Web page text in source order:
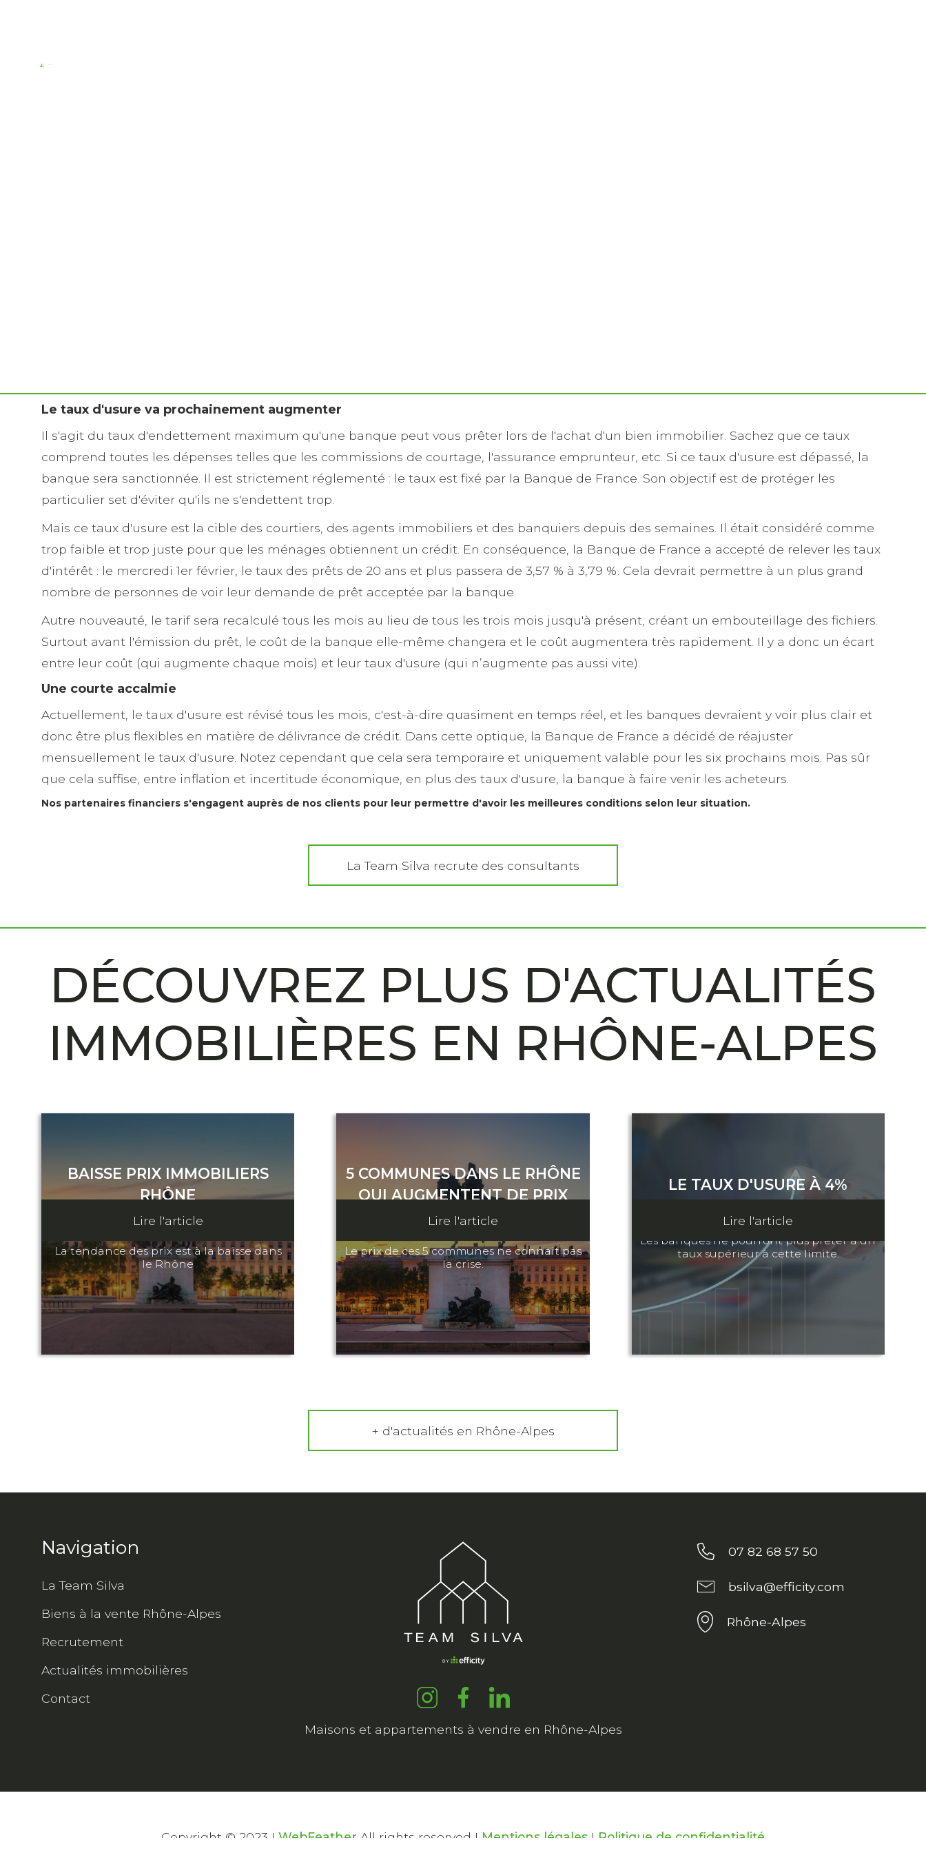
Le taux d'usure va prochainement augmenter
Il s'agit du taux d'endettement maximum qu'une banque peut vous prêter lors de l'achat d'un bien immobilier. Sachez que ce taux
comprend toutes les dépenses telles que les commissions de courtage, l'assurance emprunteur, etc. Si ce taux d'usure est dépassé, la
banque sera sanctionnée. Il est strictement réglementé : le taux est fixé par la Banque de France. Son objectif est de protéger les
particulier set d'éviter qu'ils ne s'endettent trop.
Mais ce taux d'usure est la cible des courtiers, des agents immobiliers et des banquiers depuis des semaines. Il était considéré comme
trop faible et trop juste pour que les ménages obtiennent un crédit. En conséquence, la Banque de France a accepté de relever les taux
d'intérêt : le mercredi 1er février, le taux des prêts de 20 ans et plus passera de 3,57 % à 3,79 %. Cela devrait permettre à un plus grand
nombre de personnes de voir leur demande de prêt acceptée par la banque.
Autre nouveauté, le tarif sera recalculé tous les mois au lieu de tous les trois mois jusqu'à présent, créant un embouteillage des fichiers.
Surtout avant l'émission du prêt, le coût de la banque elle-même changera et le coût augmentera très rapidement. Il y a donc un écart
entre leur coût (qui augmente chaque mois) et leur taux d'usure (qui n’augmente pas aussi vite).
Une courte accalmie
Actuellement, le taux d'usure est révisé tous les mois, c'est-à-dire quasiment en temps réel, et les banques devraient y voir plus clair et
donc être plus flexibles en matière de délivrance de crédit. Dans cette optique, la Banque de France a décidé de réajuster
mensuellement le taux d'usure. Notez cependant que cela sera temporaire et uniquement valable pour les six prochains mois. Pas sûr
que cela suffise, entre inflation et incertitude économique, en plus des taux d'usure, la banque à faire venir les acheteurs.
Nos partenaires financiers s'engagent auprès de nos clients pour leur permettre d'avoir les meilleures conditions selon leur situation.
La Team Silva recrute des consultants
DÉCOUVREZ PLUS D'ACTUALITÉS
IMMOBILIÈRES EN RHÔNE-ALPES
BAISSE PRIX IMMOBILIERS
RHÔNE
31 Janvier 2023
La tendance des prix est à la baisse dans
le Rhône
Lire l'article
5 COMMUNES DANS LE RHÔNE
QUI AUGMENTENT DE PRIX
10 février 2023
Le prix de ces 5 communes ne connait pas
la crise.
Lire l'article
LE TAUX D'USURE À 4%
Les banques ne pourront plus prêter à un
taux supérieur à cette limite.
Lire l'article
+ d'actualités en Rhône-Alpes
Navigation
La Team Silva
Biens à la vente Rhône-Alpes
Recrutement
Actualités immobilières
Contact
Maisons et appartements à vendre en Rhône-Alpes
07 82 68 57 50
bsilva@efficity.com
Rhône-Alpes
Copyright © 2023 I WebFeather All rights reserved I Mentions légales I Politique de confidentialité